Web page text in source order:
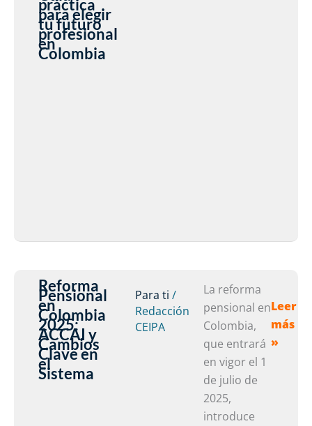
práctica
para elegir
tu futuro
profesional
en
Colombia
Reforma
Pensional
en
Colombia
2025:
ACCAI y
Cambios
Clave en
el
Sistema
Para ti /
Redacción
CEIPA
La reforma
pensional en
Colombia,
que entrará
en vigor el 1
de julio de
2025,
introduce
en
Leer
más
»